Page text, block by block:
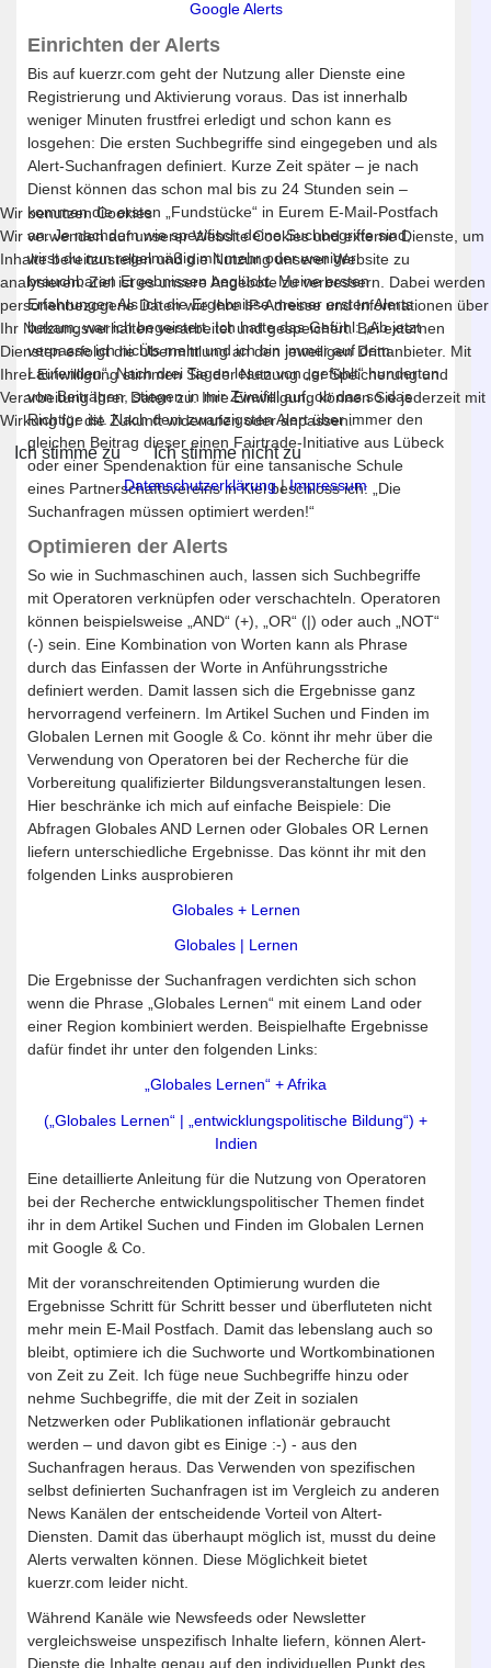
Google Alerts
Einrichten der Alerts
Bis auf kuerzr.com geht der Nutzung aller Dienste eine
Registrierung und Aktivierung voraus. Das ist innerhalb
weniger Minuten frustfrei erledigt und schon kann es
losgehen: Die ersten Suchbegriffe sind eingegeben und als
Alert-Suchanfragen definiert. Kurze Zeit später – je nach
Dienst können das schon mal bis zu 24 Stunden sein –
kommen die ersten „Fundstücke“ in Eurem E-Mail-Postfach
an. Je nachdem wie spezifisch deine Suchbegriffe sind,
wirst du nun regelmäßig mit mehr oder weniger
brauchbaren Ergebnissen beglückt. Meine ersten
Erfahrungen Als ich die Ergebnisse meiner ersten Alerts
bekam, war ich begeistert. Ich hatte das Gefühl: „Ab jetzt
verpasse ich nichts mehr und ich bin immer auf dem
Laufenden“. Nach drei Tagen lesen von „gefühlt“ hunderten
von Beiträgen, stiegen in mir Zweifel auf, ob das so das
Richtige ist. Nach dem zwanzigsten Alert über immer den
gleichen Beitrag dieser einen Fairtrade-Initiative aus Lübeck
oder einer Spendenaktion für eine tansanische Schule
eines Partnerschaftsvereins in Kiel beschloss ich: „Die
Suchanfragen müssen optimiert werden!“
Optimieren der Alerts
So wie in Suchmaschinen auch, lassen sich Suchbegriffe
mit Operatoren verknüpfen oder verschachteln. Operatoren
können beispielsweise „AND“ (+), „OR“ (|) oder auch „NOT“
(-) sein. Eine Kombination von Worten kann als Phrase
durch das Einfassen der Worte in Anführungsstriche
definiert werden. Damit lassen sich die Ergebnisse ganz
hervorragend verfeinern. Im Artikel Suchen und Finden im
Globalen Lernen mit Google & Co. könnt ihr mehr über die
Verwendung von Operatoren bei der Recherche für die
Vorbereitung qualifizierter Bildungsveranstaltungen lesen.
Hier beschränke ich mich auf einfache Beispiele: Die
Abfragen Globales AND Lernen oder Globales OR Lernen
liefern unterschiedliche Ergebnisse. Das könnt ihr mit den
folgenden Links ausprobieren
Globales + Lernen
Globales | Lernen
Die Ergebnisse der Suchanfragen verdichten sich schon
wenn die Phrase „Globales Lernen“ mit einem Land oder
einer Region kombiniert werden. Beispielhafte Ergebnisse
dafür findet ihr unter den folgenden Links:
„Globales Lernen“ + Afrika
(„Globales Lernen“ | „entwicklungspolitische Bildung“) +
Indien
Eine detaillierte Anleitung für die Nutzung von Operatoren
bei der Recherche entwicklungspolitischer Themen findet
ihr in dem Artikel Suchen und Finden im Globalen Lernen
mit Google & Co.
Mit der voranschreitenden Optimierung wurden die
Ergebnisse Schritt für Schritt besser und überfluteten nicht
mehr mein E-Mail Postfach. Damit das lebenslang auch so
bleibt, optimiere ich die Suchworte und Wortkombinationen
von Zeit zu Zeit. Ich füge neue Suchbegriffe hinzu oder
nehme Suchbegriffe, die mit der Zeit in sozialen
Netzwerken oder Publikationen inflationär gebraucht
werden – und davon gibt es Einige :-) - aus den
Suchanfragen heraus. Das Verwenden von spezifischen
selbst definierten Suchanfragen ist im Vergleich zu anderen
News Kanälen der entscheidende Vorteil von Altert-
Diensten. Damit das überhaupt möglich ist, musst du deine
Alerts verwalten können. Diese Möglichkeit bietet
kuerzr.com leider nicht.
Während Kanäle wie Newsfeeds oder Newsletter
vergleichsweise unspezifisch Inhalte liefern, können Alert-
Dienste die Inhalte genau auf den individuellen Punkt des
Wir benutzen Cookies
Wir verwenden auf unserer Website Cookies und externe Dienste, um
Inhalte bereitzustellen und die Nutzung unserer Website zu
analysieren. Ziel ist es unsere Angebote zu verbessern. Dabei werden
personenbezogene Daten wie Ihre IP-Adresse und Informationen über
Ihr Nutzungsverhalten verarbeitet und gespeichert. Bei externen
Diensten erfolgt die Übermittlung an den jeweiligen Drittanbieter. Mit
Ihrer Einwilligung stimmen Sie der Nutzung der Speicherung und
Verarbeitung Ihrer Daten zu. Ihre Einwilligung können Sie jederzeit mit
Wirkung für die Zukunft widerrufen oder anpassen.
Ich stimme zu Ich stimme nicht zu
Datenschutzerklärung|Impressum